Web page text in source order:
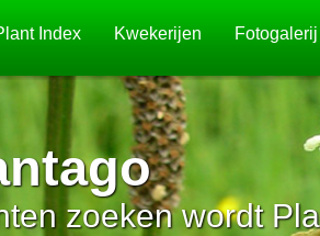
Index Kwekerijen Fotogalerij
zoeken wordt